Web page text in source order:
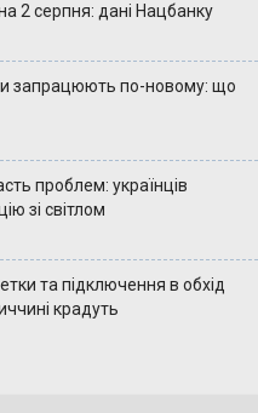
2 серпня: дані Нацбанку
запрацюють по-новому: що
проблем: українців
зі світлом
та підключення в обхід
крадуть